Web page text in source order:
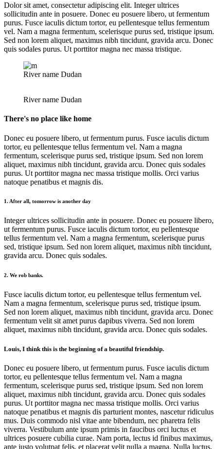
Dolor sit amet, consectetur adipiscing elit. Integer ultrices
sollicitudin ante in posuere. Donec eu posuere libero, ut fermentum
purus. Fusce iaculis dictum tortor, eu pellentesque tellus fermentum
vel. Nam a magna fermentum, scelerisque purus sed, tristique ipsum.
Sed non lorem aliquet, maximus nibh tincidunt, gravida arcu. Donec
quis sodales purus. Ut porttitor magna nec massa tristique.
River name Dudan
River name Dudan
There's no place like home
Donec eu posuere libero, ut fermentum purus. Fusce iaculis dictum
tortor, eu pellentesque tellus fermentum vel. Nam a magna
fermentum, scelerisque purus sed, tristique ipsum. Sed non lorem
aliquet, maximus nibh tincidunt, gravida arcu. Donec quis sodales
purus. Ut porttitor magna nec massa tristique mollis. Orci varius
natoque penatibus et magnis dis.
1. After all, tomorrow is another day
Integer ultrices sollicitudin ante in posuere. Donec eu posuere libero,
ut fermentum purus. Fusce iaculis dictum tortor, eu pellentesque
tellus fermentum vel. Nam a magna fermentum, scelerisque purus
sed, tristique ipsum. Sed non lorem aliquet, maximus nibh tincidunt,
gravida arcu. Donec quis sodales.
2. We rob banks.
Fusce iaculis dictum tortor, eu pellentesque tellus fermentum vel.
Nam a magna fermentum, scelerisque purus sed, tristique ipsum.
Sed non lorem aliquet, maximus nibh tincidunt, gravida arcu. Donec
fermentum velit sit amet purus dapibus viverra. Sed non lorem
aliquet, maximus nibh tincidunt, gravida arcu. Donec quis sodales.
Louis, I think this is the beginning of a beautiful friendship.
Donec eu posuere libero, ut fermentum purus. Fusce iaculis dictum
tortor, eu pellentesque tellus fermentum vel. Nam a magna
fermentum, scelerisque purus sed, tristique ipsum. Sed non lorem
aliquet, maximus nibh tincidunt, gravida arcu. Donec quis sodales
purus. Ut porttitor magna nec massa tristique mollis. Orci varius
natoque penatibus et magnis dis parturient montes, nascetur ridiculus
mus. Duis commodo nisl vitae ante bibendum, nec pharetra felis
viverra. Vestibulum ante ipsum primis in faucibus orci luctus et
ultrices posuere cubilia curae. Nam porta, lectus id finibus maximus,
ante justo volutpat felis, et placerat velit nulla a magna. Nulla luctus,